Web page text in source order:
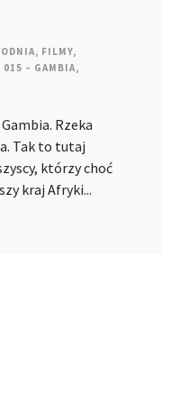
, FILMY,
015 – GAMBIA,
Rzeka
Tak to tutaj
którzy choć
kraj Afryki...